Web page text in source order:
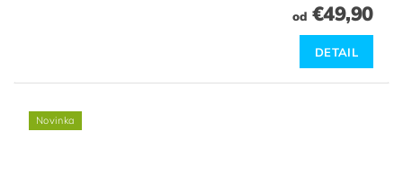
od €49,90
DETAIL
Novinka